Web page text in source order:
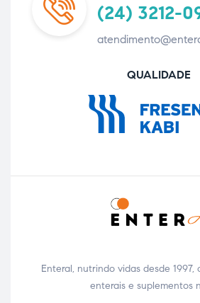
(24) 3212-
QUALIDADE
Enteral, nutrindo vidas desde 1997,
enterais e suplementos